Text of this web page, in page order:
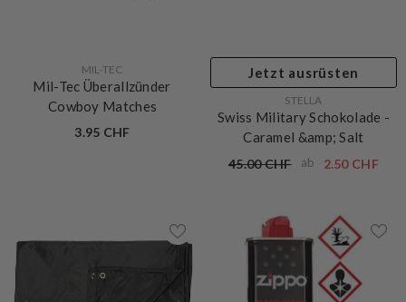
3%
VERKÄUFERIN:MIL-TEC
Mil-Tec Überallzünder
Cowboy Matches
3.95 CHF
Jetzt ausrüsten
VERKÄUFERIN:STELLA
Swiss Military Schokolade -
Caramel &amp; Salt
45.00 CHF ab 2.50 CHF